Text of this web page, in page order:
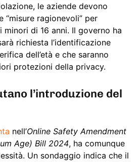
le aziende devono
“misure ragionevoli” per
minori di 16 anni. Il governo ha
richiesta l’identificazione
dell’età e che saranno
protezioni della privacy.
l’introduzione del
nell’Online Safety Amendment
Age) Bill 2024, ha comunque
Un sondaggio indica che il